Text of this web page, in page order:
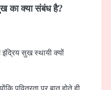
का क्या संबंध है?
सुख स्थायी क्यों